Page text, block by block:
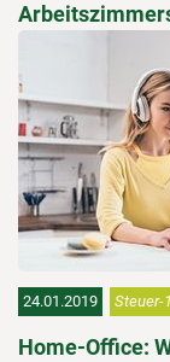
24.01.2019 Steuer-
Home-Office: